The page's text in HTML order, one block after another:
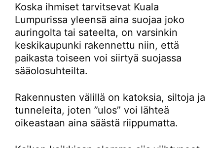
Koska ihmiset tarvitsevat Kuala
Lumpurissa yleensä aina suojaa joko
auringolta tai sateelta, on varsinkin
keskikaupunki rakennettu niin, että
paikasta toiseen voi siirtyä suojassa
sääolosuhteilta.
Rakennusten välillä on katoksia, siltoja ja
tunneleita, joten ”ulos” voi lähteä
oikeastaan aina säästä riippumatta.